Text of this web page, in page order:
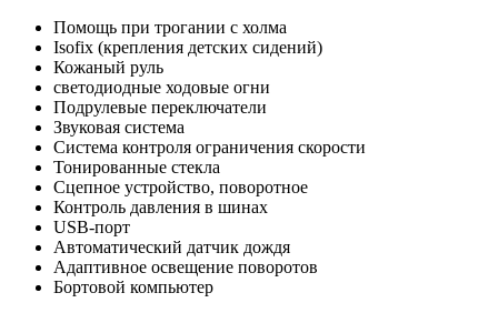
Помощь при трогании с холма
Isofix (крепления детских сидений)
Кожаный руль
светодиодные ходовые огни
Подрулевые переключатели
Звуковая система
Система контроля ограничения скорости
Тонированные стекла
Сцепное устройство, поворотное
Контроль давления в шинах
USB-порт
Автоматический датчик дождя
Адаптивное освещение поворотов
Бортовой компьютер